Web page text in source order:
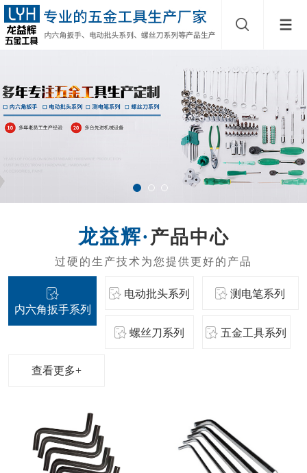
产品中心
内六角扳手系列
电动批头系列 测电笔系列
螺丝刀系列 五金工具系列
查看更多+